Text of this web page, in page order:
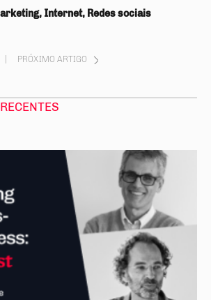
Internet, Redes sociais
PRÓXIMO ARTIGO